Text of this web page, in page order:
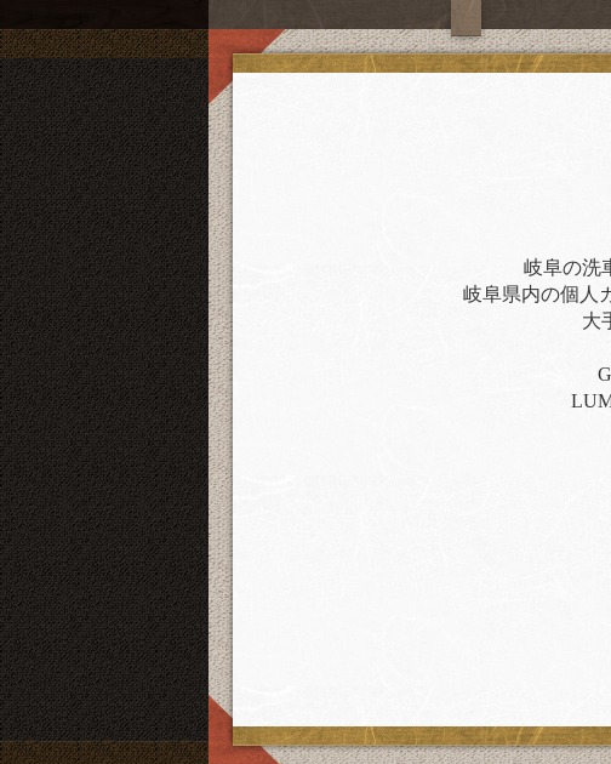
岐阜の洗
岐阜県内の個人
大